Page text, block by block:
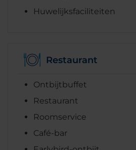
Huwelijksfaciliteiten
Restaurant
Ontbijtbuffet
Restaurant
Roomservice
Café-bar